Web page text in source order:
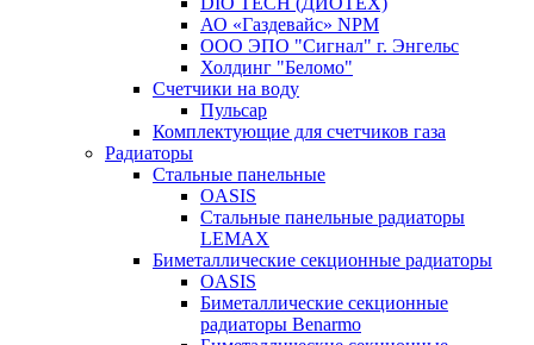
АО «Газдевайс» NPM
ООО ЭПО "Сигнал" г. Энгельс
Холдинг "Беломо"
Счетчики на воду
Пульсар
Комплектующие для счетчиков газа
Радиаторы
Стальные панельные
OASIS
Стальные панельные радиаторы
LEMAX
Биметаллические секционные радиаторы
OASIS
Биметаллические секционные
радиаторы Benarmo